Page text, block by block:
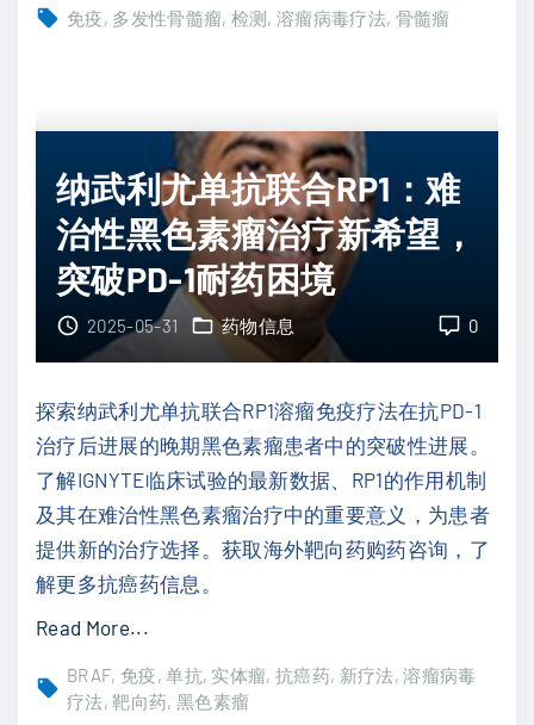
显
著
缩
小
肿
用
法
：
联
合
病
毒
显
著
改
善
多
发
性
免疫 多发性骨髓瘤 检测 溶瘤病毒疗法 骨髓瘤
纳武利尤单抗联合RP1：难
治性黑色素瘤治疗新希望，
突破PD-1耐药困境
0
2025-05-31 药物信息
探索纳武利尤单抗联合RP1溶瘤免疫疗法在抗PD-1
治疗后进展的晚期黑色素瘤患者中的突破性进展。
了解IGNYTE临床试验的最新数据、RP1的作用机制
及其在难治性黑色素瘤治疗中的重要意义，为患者
提供新的治疗选择。获取海外靶向药购药咨询，了
解更多抗癌药信息。
Read More..."
纳
武
BRAF 免疫 单抗 实体瘤 抗癌药 新疗法 溶瘤病毒
疗法 靶向药 黑色素瘤